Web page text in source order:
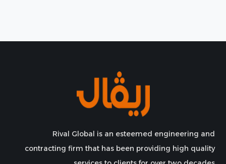
Rival Global is an esteemed engineering and
contracting firm that has been providing high quality